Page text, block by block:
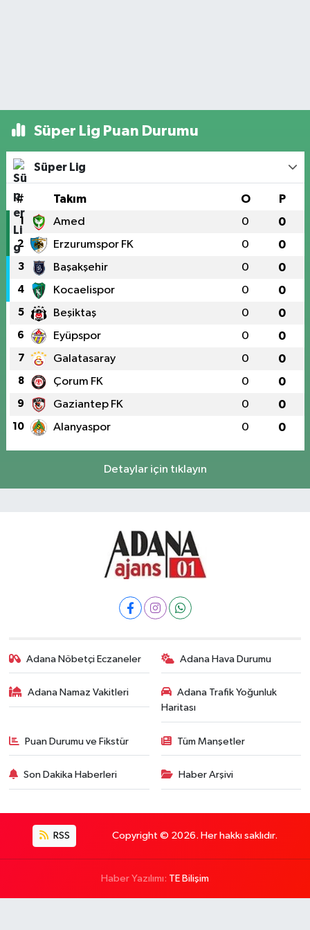
Süper Lig Puan Durumu
Süper Lig
# Takım O P
1 Amed 0 0
2 Erzurumspor FK 0 0
3 Başakşehir 0 0
4 Kocaelispor 0 0
5 Beşiktaş 0 0
6 Eyüpspor 0 0
7 Galatasaray 0 0
8 Çorum FK 0 0
9 Gaziantep FK 0 0
10 Alanyaspor 0 0
Detaylar için tıklayın
Adana Nöbetçi Eczaneler Adana Hava Durumu
Adana Namaz Vakitleri
Adana Trafik Yoğunluk
Haritası
Puan Durumu ve Fikstür Tüm Manşetler
Son Dakika Haberleri Haber Arşivi
RSS Copyright © 2026. Her hakkı saklıdır.
Haber Yazılımı: TE Bilişim